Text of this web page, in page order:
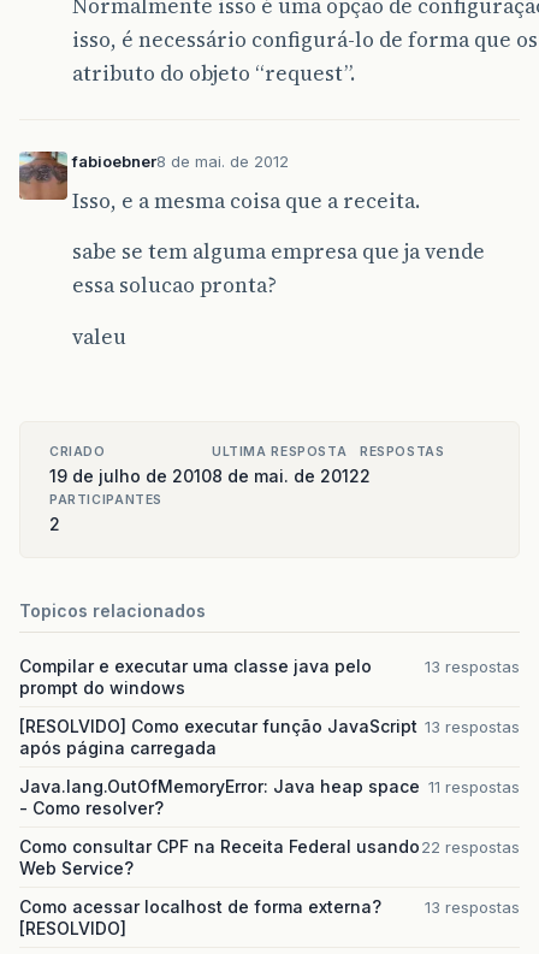
Normalmente isso é uma opção de
isso, é necessário configurá-lo de forma que
atributo do objeto “request”.
fabioebner8 de mai. de 2012
Isso, e a mesma coisa que a receita.
sabe se tem alguma empresa que ja vende
essa solucao pronta?
valeu
CRIADO
19 de julho de 2010
ULTIMA RESPOSTA
8 de mai. de 2012
RESPOSTAS
2
PARTICIPANTES
2
Topicos relacionados
Compilar e executar uma classe java pelo
prompt do windows
13 respostas
[RESOLVIDO] Como executar função JavaScript
após página carregada
13 respostas
Java.lang.OutOfMemoryError: Java heap space
- Como resolver?
11 respostas
Como consultar CPF na Receita Federal usando
Web Service?
22 respostas
Como acessar localhost de forma externa?
[RESOLVIDO]
13 respostas